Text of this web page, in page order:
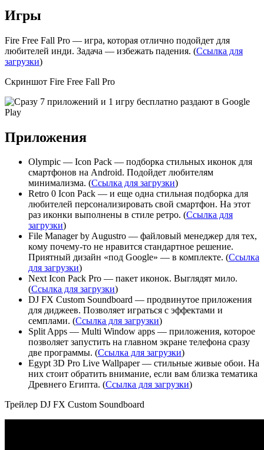
Игры
Fire Free Fall Pro — игра, которая отлично подойдет для
любителей инди. Задача — избежать падения. (Ссылка для
загрузки)
Скриншот Fire Free Fall Pro
Приложения
Olympic — Icon Pack — подборка стильных иконок для
смартфонов на Android. Подойдет любителям
минимализма. (Ссылка для загрузки)
Retro 0 Icon Pack — и еще одна стильная подборка для
любителей персонализировать свой смартфон. На этот
раз иконки выполнены в стиле ретро. (Ссылка для
загрузки)
File Manager by Augustro — файловый менеджер для тех,
кому почему-то не нравится стандартное решение.
Приятный дизайн «под Google» — в комплекте. (Ссылка
для загрузки)
Next Icon Pack Pro — пакет иконок. Выглядят мило.
(Ссылка для загрузки)
DJ FX Custom Soundboard — продвинутое приложения
для диджеев. Позволяет играться с эффектами и
семплами. (Ссылка для загрузки)
Split Apps — Multi Window apps — приложения, которое
позволяет запустить на главном экране телефона сразу
две программы. (Ссылка для загрузки)
Egypt 3D Pro Live Wallpaper — стильные живые обои. На
них стоит обратить внимание, если вам близка тематика
Древнего Египта. (Ссылка для загрузки)
Трейлер DJ FX Custom Soundboard